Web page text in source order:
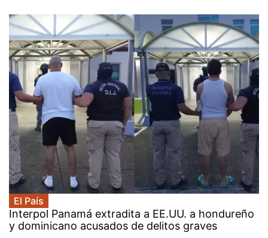
El País
Interpol Panamá extradita a EE.UU. a hondureño
y dominicano acusados de delitos graves